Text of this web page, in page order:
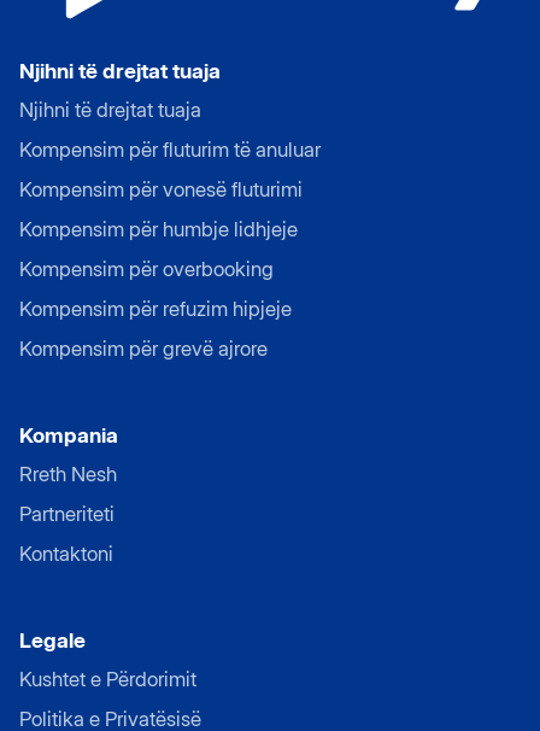
Njihni të drejtat tuaja
Njihni të drejtat tuaja
Kompensim për fluturim të anuluar
Kompensim për vonesë fluturimi
Kompensim për humbje lidhjeje
Kompensim për overbooking
Kompensim për refuzim hipjeje
Kompensim për grevë ajrore
Kompania
Rreth Nesh
Partneriteti
Kontaktoni
Legale
Kushtet e Përdorimit
Politika e Privatësisë